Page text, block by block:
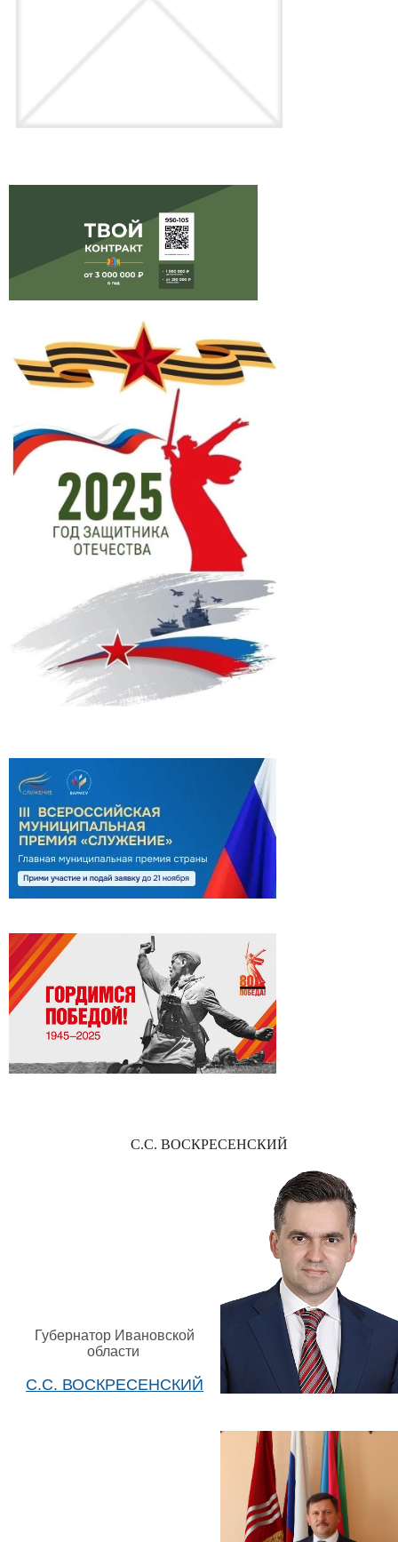
С.С. ВОСКРЕСЕНСКИЙ
Губернатор Ивановской
области
С.С. ВОСКРЕСЕНСКИЙ